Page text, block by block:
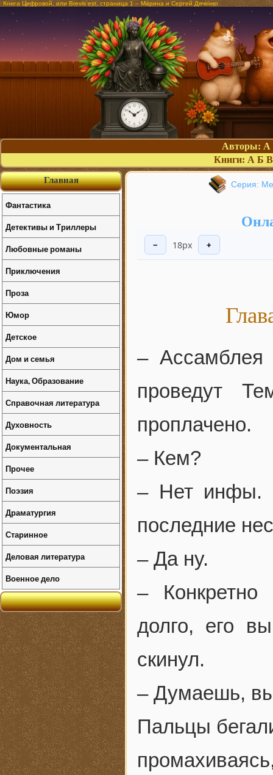
Книга Цифровой, или Brevis est, страница 1 – Марина и Сергей Дяченко
Авторы: А
Книги: А Б В
Серия:
− 18px +
– Ассамблея
проведут
проплачено.
– Кем?
– Нет инфы.
последние
– Да ну.
–
долго, его
скинул.
– Думаешь,
Пальцы
Главная
Фантастика
Детективы и Триллеры
Любовные романы
Приключения
Проза
Юмор
Детское
Дом и семья
Наука, Образование
Справочная литература
Духовность
Документальная
Прочее
Поэзия
Драматургия
Старинное
Деловая литература
Военное дело